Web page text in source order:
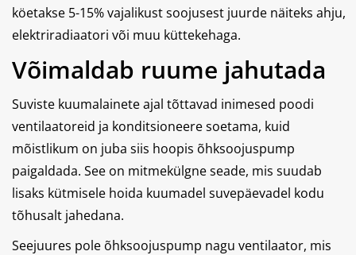
köetakse 5-15% vajalikust soojusest juurde näiteks ahju,
elektriradiaatori või muu küttekehaga.
Võimaldab ruume jahutada
Suviste kuumalainete ajal tõttavad inimesed poodi
ventilaatoreid ja konditsioneere soetama, kuid
mõistlikum on juba siis hoopis õhksoojuspump
paigaldada. See on mitmekülgne seade, mis suudab
lisaks kütmisele hoida kuumadel suvepäevadel kodu
tõhusalt jahedana.
Seejuures pole õhksoojuspump nagu ventilaator, mis